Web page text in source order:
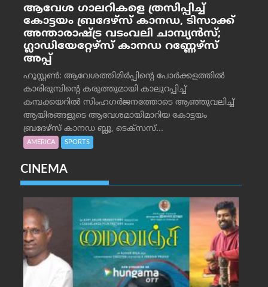
ആവേശ ഗാലറികളെ ത്രസിപ്പിച്ച്
കോട്ടയം ബ്രദേഴ്‌സ് കാനഡ, ടിസാക്ക്
അന്താരാഷ്ട്ര വടംവലി ചാമ്പ്യന്‍സ്;
ഗ്ലാഡിയേറ്റേഴ്‌സ് കാനഡ റണ്ണേഴ്‌സ്
അപ്പ്
ഹൂസ്റ്റണ്‍: ആവേശത്തിമിര്‍പ്പിന്റെ പോര്‍ക്കളത്തില്‍
കാരിരുമ്പിന്റെ കരുത്തുമായി കാലുറപ്പിച്ച്
കമ്പക്കയറില്‍ സിംഹഗര്‍ജനത്തോടെ ആഞ്ഞുവലിച്ച്
ആയിരങ്ങളുടെ ആവേശമായിമാറിയ കോട്ടയം
ബ്രദേഴ്‌സ് കാനഡ ബ്ലൂ, ടെക്‌സസ്...
AMERICA SPORTS
CINEMA